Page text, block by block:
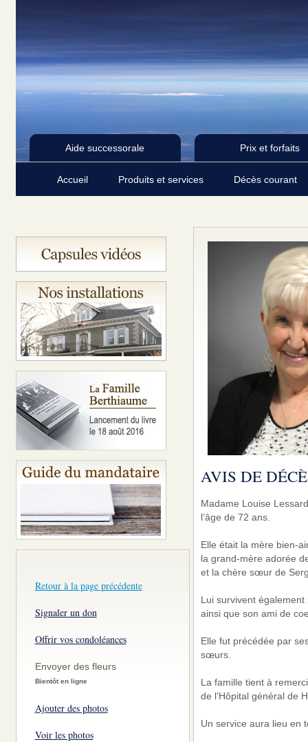
Aide successorale Prix et forfaits
Accueil Produits et services Décès courant
Retour à la page précédente
Signaler un don
Offrir vos condoléances
Envoyer des fleurs
Bientôt en ligne
Ajouter des photos
Voir les photos
AVIS DE
Madame Louise
l’âge de 72 ans.
Elle était la mère bien-
la grand-mère adorée
et la chère sœur de
Lui survivent
ainsi que son ami de
Elle fut précédée par
sœurs.
La famille tient à
de l’Hôpital général de
Un service aura lieu en